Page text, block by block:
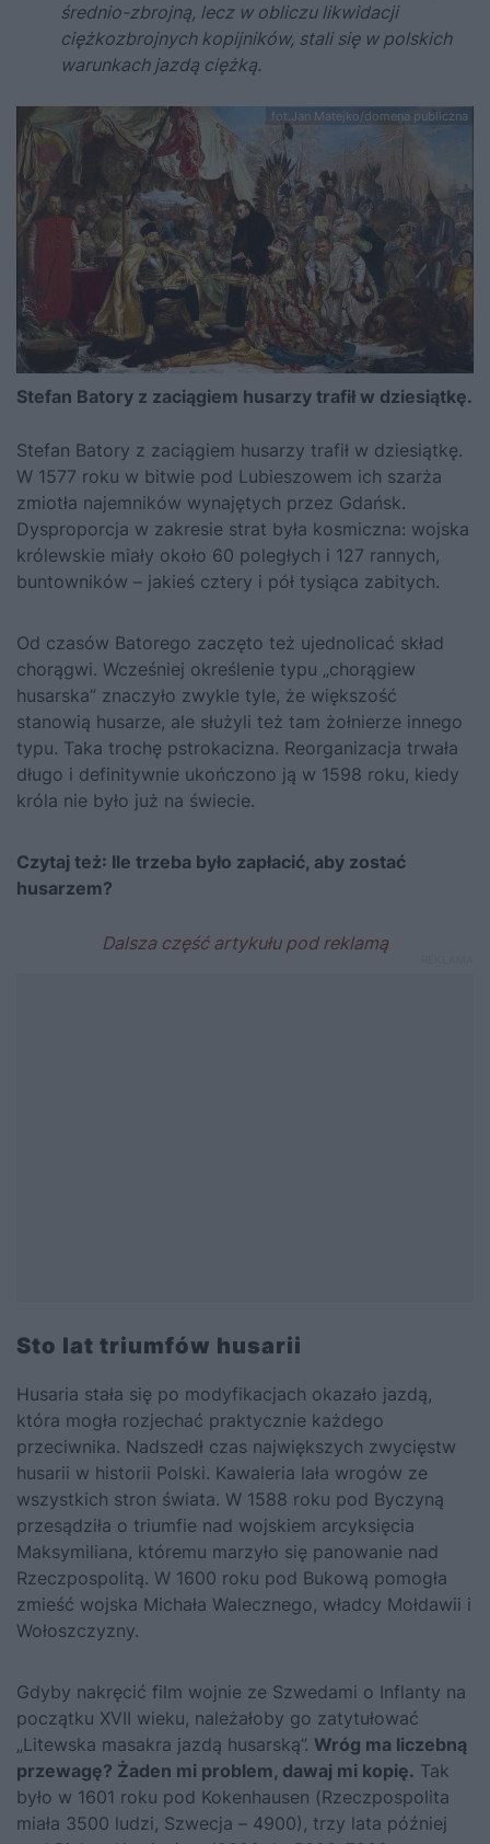
średnio-zbrojną, lecz w obliczu likwidacji
ciężkozbrojnych kopijników, stali się w polskich
warunkach jazdą ciężką.
fot.Jan Matejko/domena publiczna
Stefan Batory z zaciągiem husarzy trafił w dziesiątkę.
Stefan Batory z zaciągiem husarzy trafił w dziesiątkę.
W 1577 roku w bitwie pod Lubieszowem ich szarża
zmiotła najemników wynajętych przez Gdańsk.
Dysproporcja w zakresie strat była kosmiczna: wojska
królewskie miały około 60 poległych i 127 rannych,
buntowników – jakieś cztery i pół tysiąca zabitych.
Od czasów Batorego zaczęto też ujednolicać skład
chorągwi. Wcześniej określenie typu „chorągiew
husarska” znaczyło zwykle tyle, że większość
stanowią husarze, ale służyli też tam żołnierze innego
typu. Taka trochę pstrokacizna. Reorganizacja trwała
długo i definitywnie ukończono ją w 1598 roku, kiedy
króla nie było już na świecie.
Czytaj też: Ile trzeba było zapłacić, aby zostać
husarzem?
Sto lat triumfów husarii
Husaria stała się po modyfikacjach okazało jazdą,
która mogła rozjechać praktycznie każdego
przeciwnika. Nadszedł czas największych zwycięstw
husarii w historii Polski. Kawaleria lała wrogów ze
wszystkich stron świata. W 1588 roku pod Byczyną
przesądziła o triumfie nad wojskiem arcyksięcia
Maksymiliana, któremu marzyło się panowanie nad
Rzeczpospolitą. W 1600 roku pod Bukową pomogła
zmieść wojska Michała Walecznego, władcy Mołdawii i
Wołoszczyzny.
Gdyby nakręcić film wojnie ze Szwedami o Inflanty na
początku XVII wieku, należałoby go zatytułować
„Litewska masakra jazdą husarską”. Wróg ma liczebną
przewagę? Żaden mi problem, dawaj mi kopię. Tak
było w 1601 roku pod Kokenhausen (Rzeczpospolita
miała 3500 ludzi, Szwecja – 4900), trzy lata później